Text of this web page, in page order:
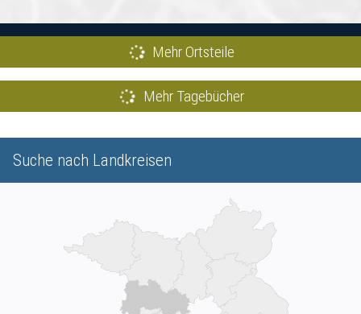
Mehr Ortsteile
Mehr Tagebücher
Suche nach Landkreisen